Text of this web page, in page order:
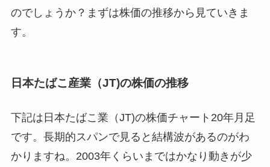
のでしょうか？まずは株価の推移から見ていきま
す。
日本たばこ産業（JT)の株価の推移
下記は日本たばこ業（JT)の株価チャート20年月足
です。長期的スパンで見ると結構波があるのがわ
かりますね。2003年くらいまではかなり動きが少